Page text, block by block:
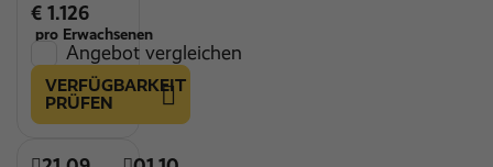
€ 1.126
pro Erwachsenen
Angebot vergleichen
VERFÜGBARKEIT
PRÜFEN